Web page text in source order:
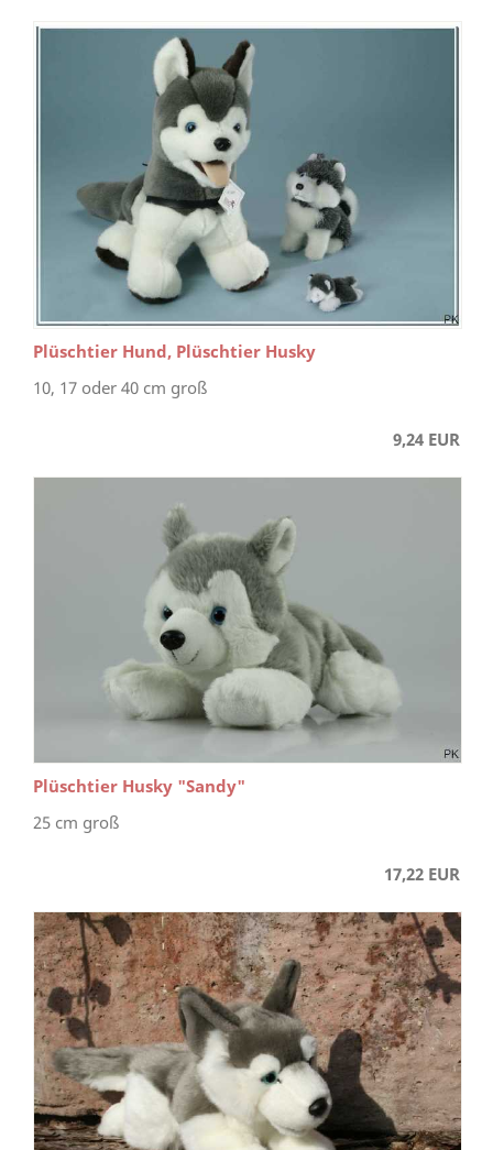
Plüschtier Hund, Plüschtier Husky
10, 17 oder 40 cm groß
9,24 EUR
Plüschtier Husky "Sandy"
25 cm groß
17,22 EUR